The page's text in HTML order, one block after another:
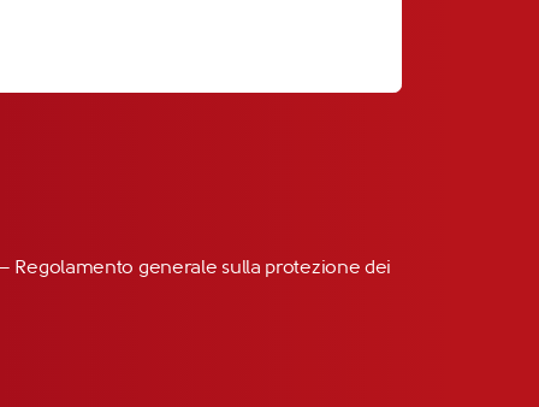
Regolamento generale sulla protezione dei